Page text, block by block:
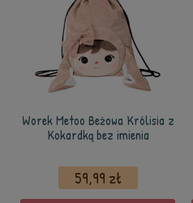
Worek Metoo Beżowa Królisia z
Kokardką bez imienia
59,99 zł